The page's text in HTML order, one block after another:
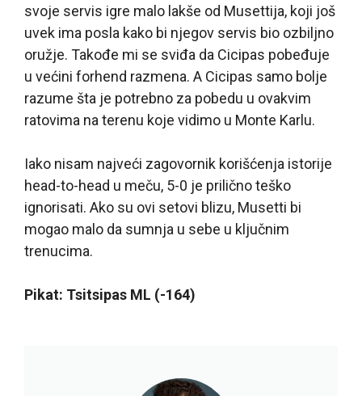
svoje servis igre malo lakše od Musettija, koji još
uvek ima posla kako bi njegov servis bio ozbiljno
oružje. Takođe mi se sviđa da Cicipas pobeđuje
u većini forhend razmena. A Cicipas samo bolje
razume šta je potrebno za pobedu u ovakvim
ratovima na terenu koje vidimo u Monte Karlu.
Iako nisam najveći zagovornik korišćenja istorije
head-to-head u meču, 5-0 je prilično teško
ignorisati. Ako su ovi setovi blizu, Musetti bi
mogao malo da sumnja u sebe u ključnim
trenucima.
Pikat: Tsitsipas ML (-164)